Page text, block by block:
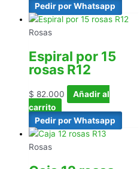
Pedir por Whatsapp
Rosas
Espiral por 15
rosas R12
$ 82.000
Añadir al
carrito
Pedir por Whatsapp
Rosas